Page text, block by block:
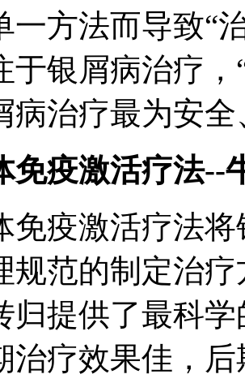
一方法而导致“
于银屑病治疗
病治疗最为安
免疫激活疗法--
免疫激活疗法
规范的制定治
归提供了最科
治疗效果佳，